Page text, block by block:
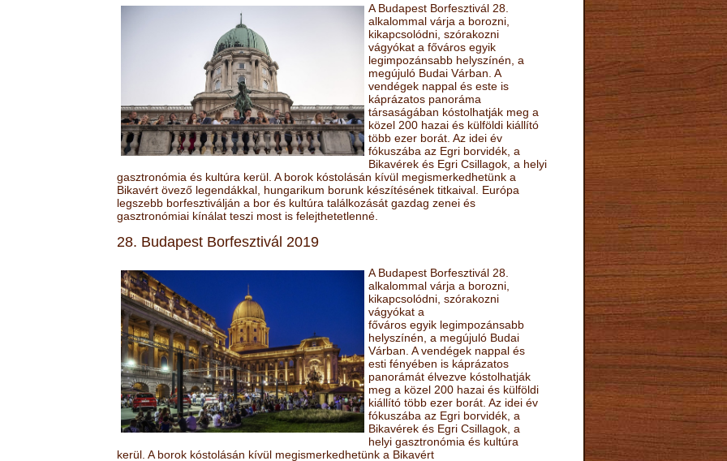
A Budapest Borfesztivál 28.
alkalommal várja a borozni,
kikapcsolódni, szórakozni
vágyókat a főváros egyik
legimpozánsabb helyszínén, a
megújuló Budai Várban. A
vendégek nappal és este is
káprázatos panoráma
társaságában kóstolhatják meg a
közel 200 hazai és külföldi kiállító
több ezer borát. Az idei év
fókuszába az Egri borvidék, a
Bikavérek és Egri Csillagok, a helyi
gasztronómia és kultúra kerül. A borok kóstolásán kívül megismerkedhetünk a
Bikavért övező legendákkal, hungarikum borunk készítésének titkaival. Európa
legszebb borfesztiválján a bor és kultúra találkozását gazdag zenei és
gasztronómiai kínálat teszi most is felejthetetlenné.
28. Budapest Borfesztivál 2019
A Budapest Borfesztivál 28.
alkalommal várja a borozni,
kikapcsolódni, szórakozni
vágyókat a
főváros egyik legimpozánsabb
helyszínén, a megújuló Budai
Várban. A vendégek nappal és
esti fényében is káprázatos
panorámát élvezve kóstolhatják
meg a közel 200 hazai és külföldi
kiállító több ezer borát. Az idei év
fókuszába az Egri borvidék, a
Bikavérek és Egri Csillagok, a
helyi gasztronómia és kultúra
kerül. A borok kóstolásán kívül megismerkedhetünk a Bikavért